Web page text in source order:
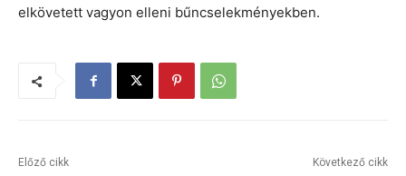
elkövetett vagyon elleni bűncselekményekben.
Előző cikk Következő cikk